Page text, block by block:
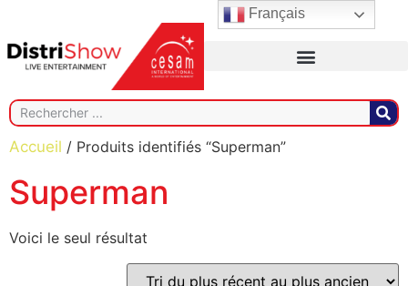
Accueil / Produits identifiés “Superman”
Superman
Voici le seul résultat
Français